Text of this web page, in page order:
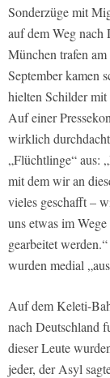
Sonderzüge mit
auf dem Weg nach
München trafen
September kamen
hielten Schilder
Auf einer
wirklich
„Flüchtlinge“ aus:
mit dem wir an
vieles geschafft –
uns etwas im
gearbeitet
wurden medial
Auf dem Keleti-
nach Deutschland
dieser Leute
jeder, der Asyl